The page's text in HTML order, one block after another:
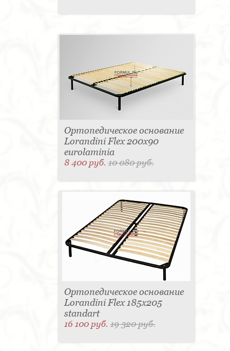
Ортопедическое основание
Lorandini Flex 200x90
eurolaminia
8 400 руб.10 080 руб.
Ортопедическое основание
Lorandini Flex 185x205
standart
16 100 руб.19 320 руб.